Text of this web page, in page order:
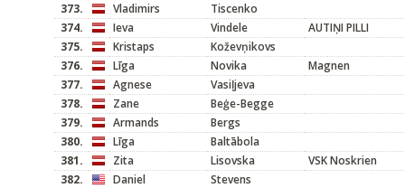
373.
Vladimirs
Tiscenko
374.
Ieva Vindele
AUTIŅI PILLI
375.
Kristaps
Koževņikovs
376.
Līga Novika
Magnen
377.
Agnese
Vasiļjeva
378.
Zane
Beģe-Begge
379.
Armands
Bergs
380.
Līga
Baltābola
381.
Zita Lisovska
VSK Noskrien
382.
Daniel
Stevens